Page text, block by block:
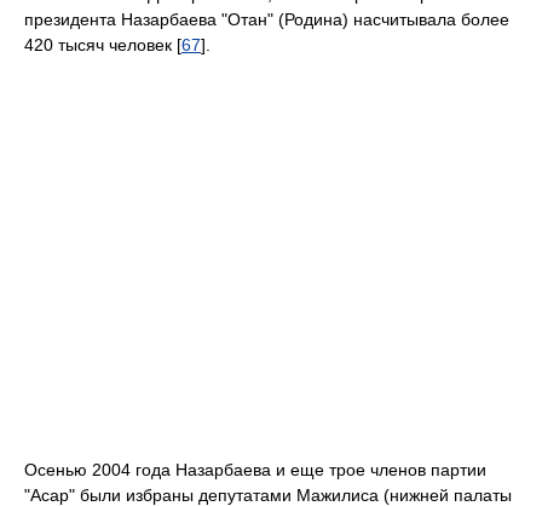
президента Назарбаева "Отан" (Родина) насчитывала более
420 тысяч человек [67].
Осенью 2004 года Назарбаева и еще трое членов партии
"Асар" были избраны депутатами Мажилиса (нижней палаты